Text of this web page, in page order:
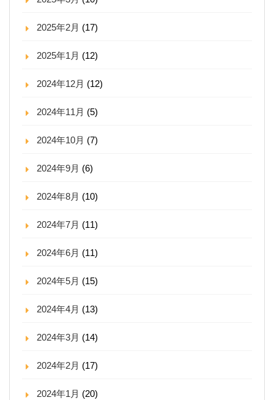
2025年2月 (17)
2025年1月 (12)
2024年12月 (12)
2024年11月 (5)
2024年10月 (7)
2024年9月 (6)
2024年8月 (10)
2024年7月 (11)
2024年6月 (11)
2024年5月 (15)
2024年4月 (13)
2024年3月 (14)
2024年2月 (17)
2024年1月 (20)